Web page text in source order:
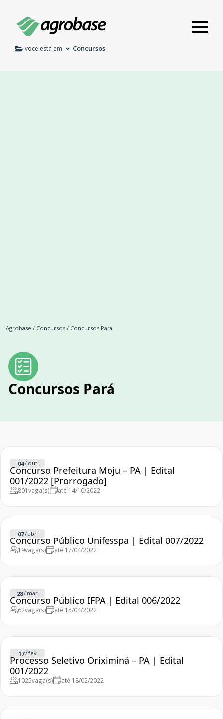
você está em Concursos
Agrobase / Concursos / Concursos Pará
Concursos Pará
04/ out
Concurso Prefeitura Moju – PA | Edital
001/2022 [Prorrogado]
801vaga(s) até 14/10/2022
07/abr
Concurso Público Unifesspa | Edital 007/2022
19vaga(s) até 17/04/2022
28/ mar
Concurso Público IFPA | Edital 006/2022
62vaga(s) até 15/04/2022
17/fev
Processo Seletivo Oriximiná – PA | Edital
001/2022
1025vaga(s) até 18/02/2022